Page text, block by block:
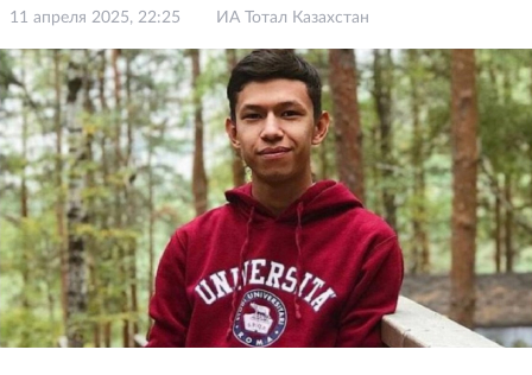
11 апреля 2025, 22:25 ИА Тотал Казахстан